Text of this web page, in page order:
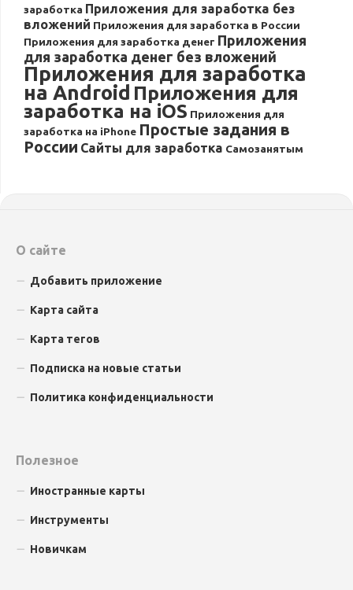
заработка Приложения для заработка без
вложений Приложения для заработка в России
Приложения для заработка денег Приложения
для заработка денег без вложений
Приложения для заработка
на Android Приложения для
заработка на iOS Приложения для
заработка на iPhone Простые задания в
России Сайты для заработка Самозанятым
О сайте
Добавить приложение
Карта сайта
Карта тегов
Подписка на новые статьи
Политика конфиденциальности
Полезное
Иностранные карты
Инструменты
Новичкам